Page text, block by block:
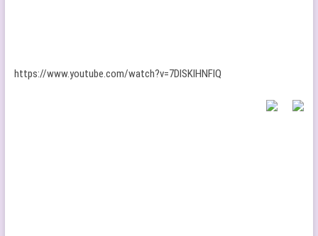
https://www.youtube.com/watch?v=7DISKIHNFlQ